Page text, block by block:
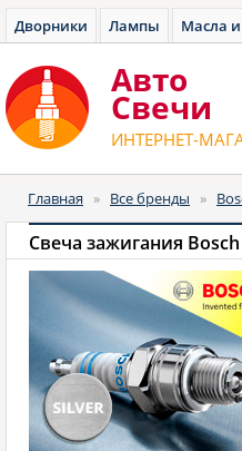
Дворники Лампы Масла
Авто
Cвечи
ИНТЕРНЕТ-
Главная » Все бренды »
Свеча зажигания Bosch